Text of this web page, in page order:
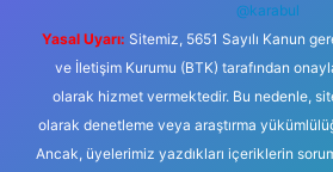
@karabul
Yasal Uyarı: Sitemiz, 5651 Sayılı Kanun
ve İletişim Kurumu (BTK) tarafından
olarak hizmet vermektedir. Bu nedenle,
olarak denetleme veya araştırma
Ancak, üyelerimiz yazdıkları içeriklerin